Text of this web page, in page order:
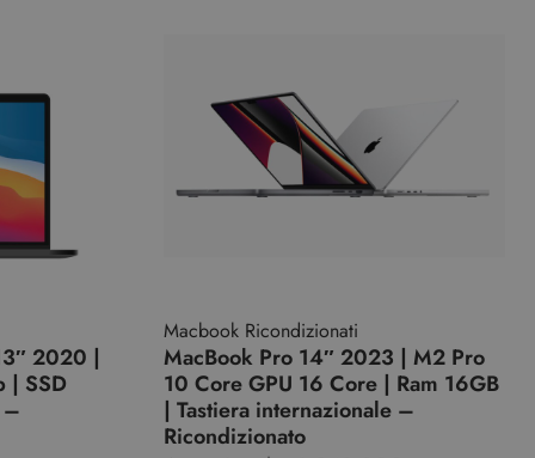
2020 |
| SSD
–
Macbook Ricondizionati
MacBook Pro 14″ 2023 | M2 Pro
10 Core GPU 16 Core | Ram 16GB
| Tastiera internazionale –
Ricondizionato